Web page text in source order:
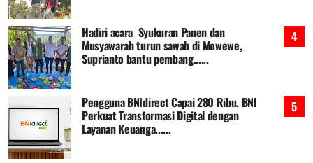
Hadiri acara Syukuran Panen dan
Musyawarah turun sawah di Mowewe,
Suprianto bantu pembang......
Pengguna BNIdirect Capai 280 Ribu, BNI
Perkuat Transformasi Digital dengan
Layanan Keuanga......